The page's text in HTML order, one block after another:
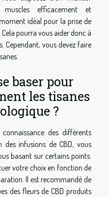
efficacement et
idéal pour la prise de
pourra vous aider donc à
Cependant, vous devez faire
baser pour
les tisanes
?
des différents
infusions de CBD, vous
basant sur certains points.
votre choix en fonction de
Il est recommandé de
des fleurs de CBD produits